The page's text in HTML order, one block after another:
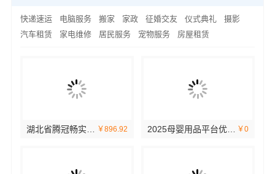
快递速运 电脑服务 搬家 家政 征婚交友 仪式典礼
摄影
汽车租赁
家电维修 居民服务 宠物服务 房屋租赁
畅销生鲜食品软件功能看湖北省惠物电子商务有限公司 ￥0 河南零百味供应链有限公司社区整店输出量贩零食适配全场景 ￥5.47